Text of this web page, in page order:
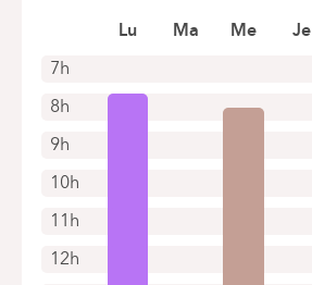
7h
8h
9h
10h
11h
12h
Lu Ma Me Je